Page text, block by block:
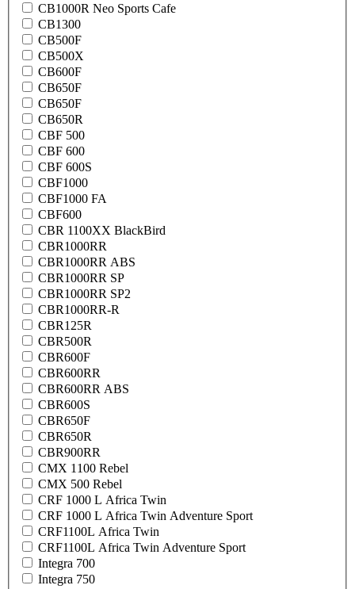
CB1000R Neo Sports Cafe
CB1300
CB500F
CB500X
CB600F
CB650F
CB650F
CB650R
CBF 500
CBF 600
CBF 600S
CBF1000
CBF1000 FA
CBF600
CBR 1100XX BlackBird
CBR1000RR
CBR1000RR ABS
CBR1000RR SP
CBR1000RR SP2
CBR1000RR-R
CBR125R
CBR500R
CBR600F
CBR600RR
CBR600RR ABS
CBR600S
CBR650F
CBR650R
CBR900RR
CMX 1100 Rebel
CMX 500 Rebel
CRF 1000 L Africa Twin
CRF 1000 L Africa Twin Adventure Sport
CRF1100L Africa Twin
CRF1100L Africa Twin Adventure Sport
Integra 700
Integra 750